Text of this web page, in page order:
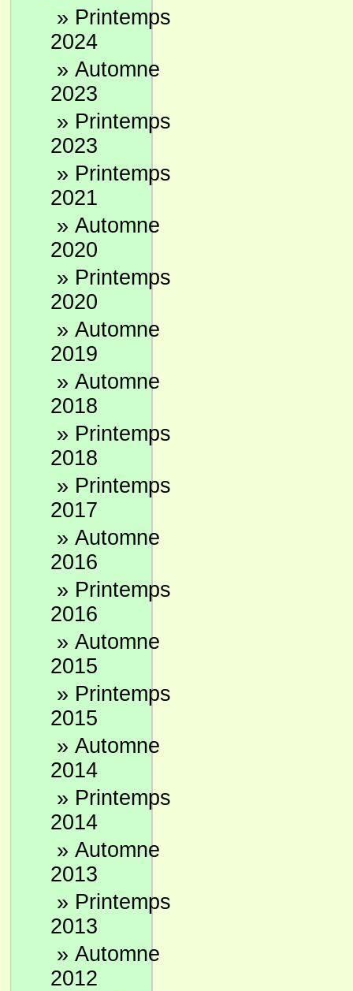
» Printemps
2024
» Automne
2023
» Printemps
2023
» Printemps
2021
» Automne
2020
» Printemps
2020
» Automne
2019
» Automne
2018
» Printemps
2018
» Printemps
2017
» Automne
2016
» Printemps
2016
» Automne
2015
» Printemps
2015
» Automne
2014
» Printemps
2014
» Automne
2013
» Printemps
2013
» Automne
2012